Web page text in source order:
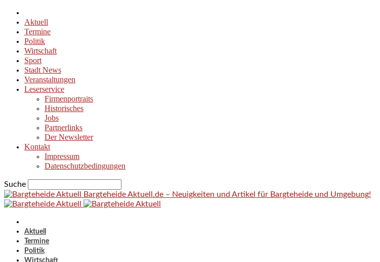
Aktuell
Termine
Politik
Wirtschaft
Sport
Stadt News
Veranstaltungen
Leserservice
Firmenportraits
Historisches
Jobs
Partnerlinks
Der Newsletter
Kontakt
Impressum
Datenschutzbedingungen
Suche
Bargteheide Aktuell.de – Neuigkeiten und Artikel für Bargteheide und Umgebung!
Aktuell
Termine
Politik
Wirtschaft